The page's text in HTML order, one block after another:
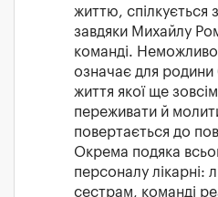
життю, спілкується
завдяки Михайлу
команді.
означає для
життя якої ще
переживати й
повертається до
Окрема подяка
персоналу лікарні:
сестрам, команді